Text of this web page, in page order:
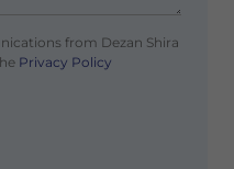
from Dezan Shira
Privacy Policy